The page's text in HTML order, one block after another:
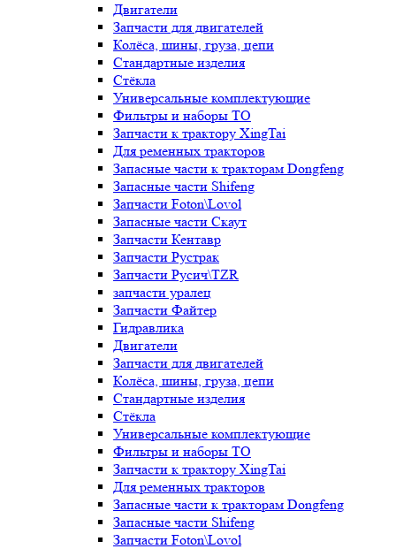
Двигатели
Запчасти для двигателей
Колёса, шины, груза, цепи
Стандартные изделия
Стёкла
Универсальные комплектующие
Фильтры и наборы ТО
Запчасти к трактору XingTai
Для ременных тракторов
Запасные части к тракторам Dongfeng
Запасные части Shifeng
Запчасти Foton\Lovol
Запасные части Скаут
Запчасти Кентавр
Запчасти Рустрак
Запчасти Русич\TZR
запчасти уралец
Запчасти Файтер
Гидравлика
Двигатели
Запчасти для двигателей
Колёса, шины, груза, цепи
Стандартные изделия
Стёкла
Универсальные комплектующие
Фильтры и наборы ТО
Запчасти к трактору XingTai
Для ременных тракторов
Запасные части к тракторам Dongfeng
Запасные части Shifeng
Запчасти Foton\Lovol